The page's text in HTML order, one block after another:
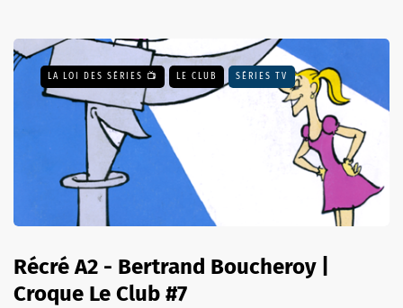
LA LOI DES SÉRIES 📺 LE CLUB SÉRIES TV
Récré A2 - Bertrand Boucheroy |
Croque Le Club #7